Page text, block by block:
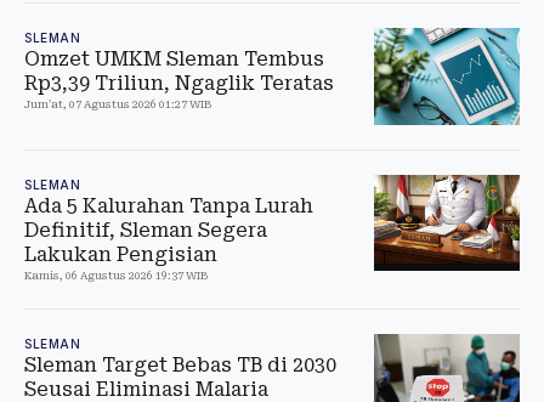
SLEMAN
Omzet UMKM Sleman Tembus
Rp3,39 Triliun, Ngaglik Teratas
Jum'at, 07 Agustus 2026 01:27 WIB
SLEMAN
Ada 5 Kalurahan Tanpa Lurah
Definitif, Sleman Segera
Lakukan Pengisian
Kamis, 06 Agustus 2026 19:37 WIB
SLEMAN
Sleman Target Bebas TB di 2030
Seusai Eliminasi Malaria